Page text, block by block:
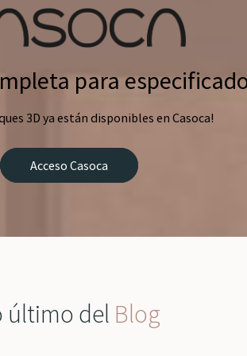
para
3D ya están disponibles en Casoca!
Acceso Casoca
último del Blog